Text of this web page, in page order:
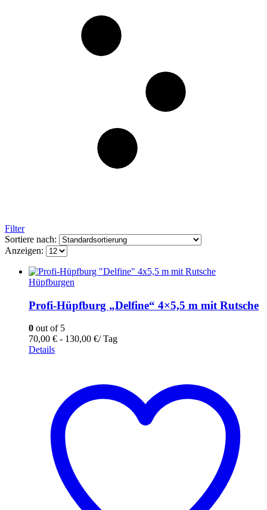
Filter
Sortiere nach:
Anzeigen:
Hüpfburgen
Profi-Hüpfburg „Delfine“ 4×5,5 m mit Rutsche
0 out of 5
70,00 € - 130,00 €/ Tag
Details